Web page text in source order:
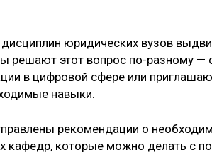
юридических вузов
решают этот вопрос по-разному —
в цифровой сфере или
навыки.
рекомендации о
кафедр, которые можно делать с